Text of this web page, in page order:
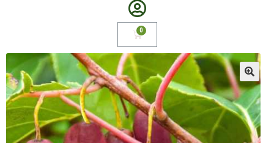
🔍